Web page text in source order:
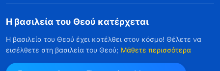
Η βασιλεία του Θεού κατέρχεται
Η βασιλεία του Θεού έχει κατέλθει στον κόσμο! Θέλετε να
εισέλθετε στη βασιλεία του Θεού; Μάθετε περισσότερα